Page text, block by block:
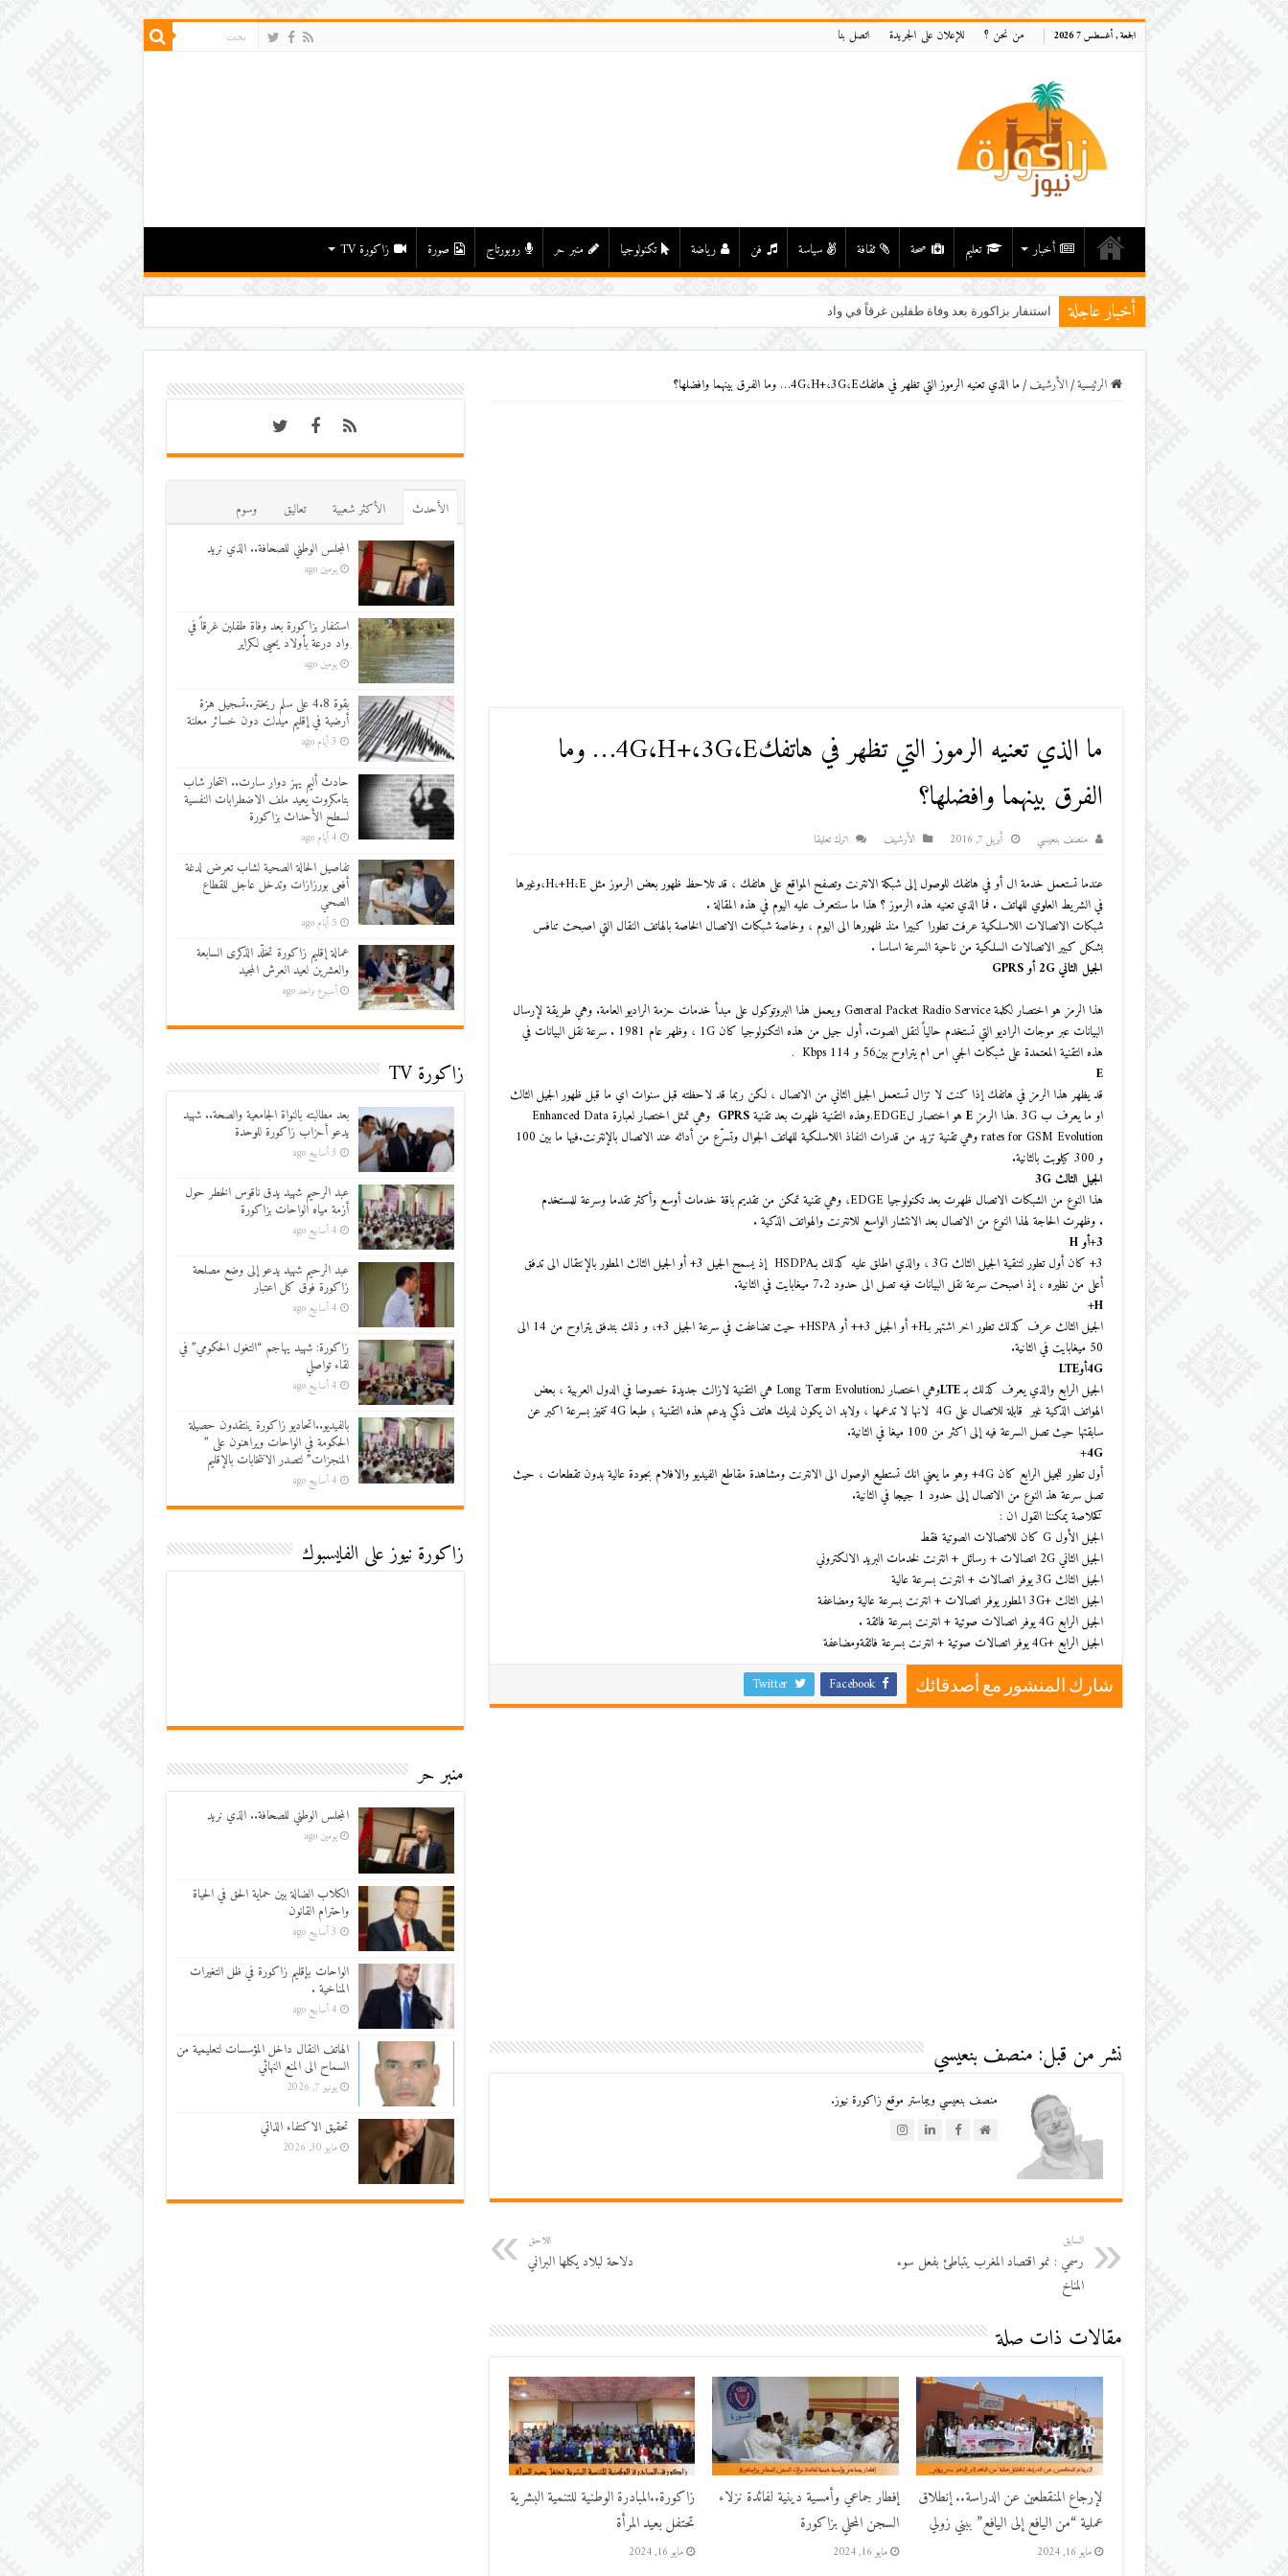
الجمعة , أغسطس 7 2026 من نحن ؟ للإعلان على الجريدة اتصل بنا
أخبار تعليم صحة ثقافة سياسة فن رياضة تكنولوجيا منبر حر روبورتاج صورة زاكورة TV
أخبار عاجلة استنفار بزاكورة بعد وفاة طفلين غرقاً في واد درعة بأولاد يحيى لكراير
الرئيسية/اﻷرشيف/ما الذي تعنيه الرموز التي تظهر في هاتفك4G،H+،3G،E… وما الفرق بينهما وافضلها؟
ما الذي تعنيه الرموز التي تظهر في هاتفك4G،H+،3G،E… وما
الفرق بينهما وافضلها؟
منصف بنعيسي أبريل 7, 2016 اﻷرشيف اترك تعليقا
عندما تستعمل خدمة ال أو في هاتفك للوصول إلى شبكة الانترنت وتصفح المواقع على هاتفك ، قد تلاحظ ظهور بعض الرموز مثل H،+H،E،وغيرها
في الشريط العلوي للهاتف . فما الذي تعنيه هذه الرموز ؟ هذا ما سنتعرف عليه اليوم في هذه المقالة .
شبكات الاتصالات اللاسلكية عرفت تطورا كبيرا منذ ظهورها الى اليوم ، وخاصة شبكات الاتصال الخاصة بالهاتف النقال التي اصبحت تنافس
بشكل كبير الاتصالات السلكية من ناحية السرعة اساسا .
الجيل الثاني 2G
أو GPRS
هذا الرمز هو اختصار لكلمة General Packet Radio Service ويعمل هذا البروتوكول على مبدأ خدمات حزمة الراديو العامة. وهي طريقة لإرسال
البيانات عبر موجات الراديو التي تستخدم حالياً لنقل الصوت. أول جيل من هذه التكنولوجيا كان 1G ، وظهر عام 1981 . سرعة نقل البيانات في
هذه التقنية المعتمدة على شبكات الجي اس ام يتراوح بين56 و 114 Kbps .
E
قد يظهر هذا الرمز في هاتفك إذا كنت لا تزال تستعمل الجيل الثاني من الاتصال ، لكن ربما قد لاحظته قبل سنوات اي ما قبل ظهور الجيل الثالث
او ما يعرف ب 3G .هذا الرمز
E هو اختصار لEDGE.وهذه التقنية ظهرت بعد تقنية GPRS
وهي تمثل اختصار لعبارة Enhanced Data
rates for GSM Evolution وهي تقنية تزيد من قدرات النفاذ اللاسلكية للهاتف الجوال وتسرّع من أدائه عند الاتصال بالإنترنت.فيها ما بين 100
و 300 كيلوبت بالثانية.
الجيل الثالث 3G
هذا النوع من الشبكات الاتصال ظهرت بعد تكنولوجيا EDGE، وهي تقنية تمكن من تقديم باقة خدمات أوسع وأكثر تقدما وسرعة للمستخدم
. وظهرت الحاجة لهذا النوع من الاتصال بعد الانتشار الواسع للانترنت والهواتف الذكية .
3+ أو H
3+ كان أول تطور لتنقية الجيل الثالث 3G ، والذي اطلق عليه كذلك بـHSDPA إذ يسمح الجيل 3+ أو الجيل الثالث المطور بالإنتقال الى تدفق
أعلى من نظيره ، إذ اصبحت سرعة نقل البيانات فيه تصل الى حدود 7.2 ميغابايت في الثانية.
H+
الجيل الثالث عرف كذلك تطور اخر اشتهر بـH+ أو الجيل 3++ أو HSPA+ حيت تضاعفت في سرعة الجيل 3+، و ذلك بتدفق يتراوح من 14 الى
50 ميغابايت في الثانية.
4GأوLTE
الجيل الرابع والذي يعرف كذلك بـLTE
وهي اختصار لـLong Term Evolution هي التقنية لازالت جديدة خصوصا في الدول العربية ، بعض
الهواتف الذكية غير قابلة للاتصال على 4G لانها لا تدعمها ، ولابد ان يكون لديك هاتف ذكي يدعم هذه التقنية ؛ طبعا 4G تتميز بسرعة اكبر عن
سابقتها حيث تصل السرعة فيه إلى اكثر من 100 ميغا في الثانية.
4G+
أول تطور للجيل الرابع كان 4G+ وهو ما يعني انك تستطيع الوصول الى الانترنت ومشاهدة مقاطع الفيديو والافلام بجودة عالية بدون تقطعات ، حيث
تصل سرعة هذ النوع من الاتصال إلى حدود 1 جيجا في الثانية.
كخلاصة يمكننا القول ان :
الجيل الأول G كان للاتصالات الصوتية فقط
الجيل الثاني 2G اتصالات + رسائل + انترنت لخدمات البريد الالكتروني
الجيل الثالث 3G يوفر اتصالات + انترنت بسرعة عالية
الجيل الثالث +3G المطور يوفر اتصالات + انترنت بسرعة عالية ومضاعفة
الجيل الرابع 4G يوفر اتصالات صوتية + انترنت بسرعة فائقة .
الجيل الرابع +4G يوفر اتصالات صوتية + انترنت بسرعة فائقةومضاعفة
شارك المنشور مع أصدقائك Facebook
Twitter
نشر من قبل: منصف بنعيسي
منصف بنعيسي ويبماستر موقع زاكورة نيوز.
السابق
رسمي : نمو اقتصاد المغرب يتباطئ بفعل سوء
المناخ
اللاحق
دلاحة لبلاد يكلها البراني
مقالات ذات صلة
لإرجاع المنقطعين عن الدراسة.. إنطلاق
عملية “من اليافع إلى اليافع” ببني زولي
مايو 16, 2024
إفطار جماعي وأمسية دينية لفائدة نزلاء
السجن المحلي بزاكورة
مايو 16, 2024
زاكورة..المبادرة الوطنية للتنمية البشرية
تحتفل بعيد المرأة
مايو 16, 2024
اﻷحدث اﻷكثر شعبية تعاليق
وسوم
المجلس الوطني للصحافة.. الذي نريد
يومين ago
استنفار بزاكورة بعد وفاة طفلين غرقاً في
واد درعة بأولاد يحيى لكراير
يومين ago
بقوة 4.8 على سلم ريختر..تسجيل هزة
أرضية في إقليم ميدلت دون خسائر معلنة
3 أيام ago
حادث أليم يهز دوار سارت.. انتحار شاب
بتامكروت يعيد ملف الاضطرابات النفسية
لسطح الأحداث بزاكورة
4 أيام ago
تفاصيل الحالة الصحية لشاب تعرض لدغة
أفعى بورزازات وتدخل عاجل للقطاع
الصحي
5 أيام ago
عمالة إقليم زاكورة تخلّد الذكرى السابعة
والعشرين لعيد العرش المجيد
أسبوع واحد ago
زاكورة TV
بعد مطالبته بالنواة الجامعية والصحة.. شهيد
يدعو أحزاب زاكورة للوحدة
3 أسابيع ago
عبد الرحيم شهيد يدق ناقوس الخطر حول
أزمة مياه الواحات بزاكورة
4 أسابيع ago
عبد الرحيم شهيد يدعو إلى وضع مصلحة
زاكورة فوق كل اعتبار
4 أسابيع ago
زاكورة: شهيد يهاجم “التغول الحكومي” في
لقاء تواصلي
4 أسابيع ago
بالفيديو..اتحاديو زاكورة ينتقدون حصيلة
الحكومة في الواحات ويراهنون على ”
المنجزات” لتصدر الانتخابات بالإقليم
4 أسابيع ago
زاكورة نيوز على الفايسبوك
منبر حر
المجلس الوطني للصحافة.. الذي نريد
يومين ago
الكلاب الضالة بين حماية الحق في الحياة
واحترام القانون
3 أسابيع ago
الواحات بإقليم زاكورة في ظل التغيرات
المناخية .
4 أسابيع ago
الهاتف النقال داخل المؤسسات لتعليمية من
السماح الى المنع النهائي
يونيو 7, 2026
تحقيق الاكتفاء الذاتي
مايو 30, 2026